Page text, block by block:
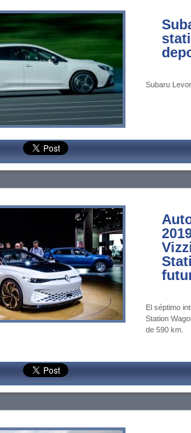
Subaru
El séptimo
Station
de 590 km.